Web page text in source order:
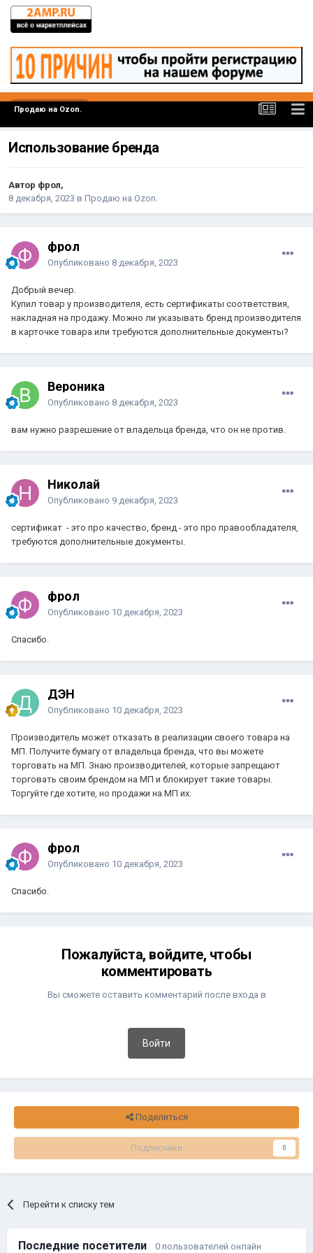
Продаю на Ozon.
Использование бренда
Автор фрол,
8 декабря, 2023 в Продаю на Ozon.
фрол
Опубликовано 8 декабря, 2023
Добрый вечер.
Купил товар у производителя, есть сертификаты соответствия,
накладная на продажу. Можно ли указывать бренд производителя
в карточке товара или требуются дополнительные документы?
Вероника
Опубликовано 8 декабря, 2023
вам нужно разрешение от владельца бренда, что он не против.
Николай
Опубликовано 9 декабря, 2023
сертификат - это про качество, бренд - это про правообладателя,
требуются дополнительные документы.
фрол
Опубликовано 10 декабря, 2023
Спасибо.
ДЭН
Опубликовано 10 декабря, 2023
Производитель может отказать в реализации своего товара на
МП. Получите бумагу от владельца бренда, что вы можете
торговать на МП. Знаю производителей, которые запрещают
торговать своим брендом на МП и блокирует такие товары.
Торгуйте где хотите, но продажи на МП их.
фрол
Опубликовано 10 декабря, 2023
Спасибо.
Пожалуйста, войдите, чтобы
комментировать
Вы сможете оставить комментарий после входа в
Войти
Поделиться
Подписчики 0
Перейти к списку тем
Последние посетители 0 пользователей онлайн